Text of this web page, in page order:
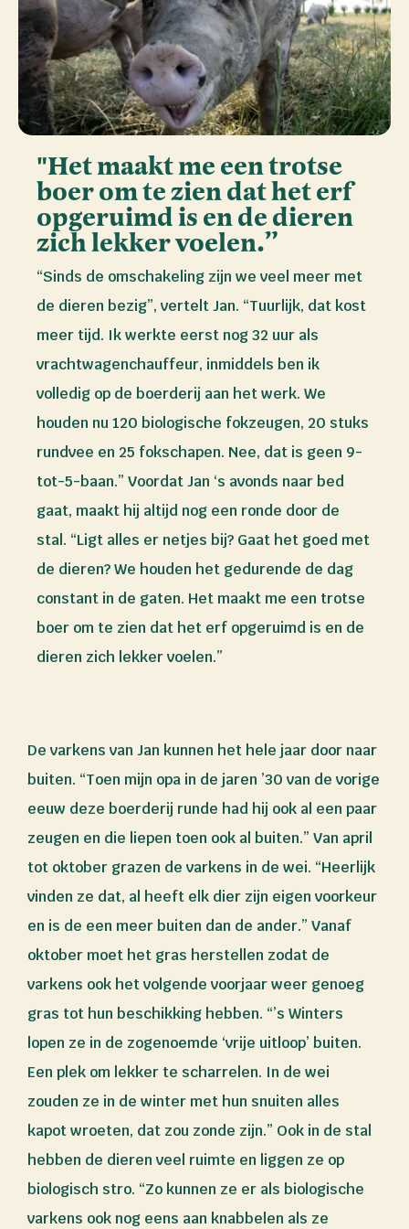
"Het maakt me een trotse
boer om te zien dat het erf
opgeruimd is en de dieren
zich lekker voelen.”
“Sinds de omschakeling zijn we veel meer met
de dieren bezig”, vertelt Jan. “Tuurlijk, dat kost
meer tijd. Ik werkte eerst nog 32 uur als
vrachtwagenchauffeur, inmiddels ben ik
volledig op de boerderij aan het werk. We
houden nu 120 biologische fokzeugen, 20 stuks
rundvee en 25 fokschapen. Nee, dat is geen 9-
tot-5-baan.” Voordat Jan ‘s avonds naar bed
gaat, maakt hij altijd nog een ronde door de
stal. “Ligt alles er netjes bij? Gaat het goed met
de dieren? We houden het gedurende de dag
constant in de gaten. Het maakt me een trotse
boer om te zien dat het erf opgeruimd is en de
dieren zich lekker voelen.”
De varkens van Jan kunnen het hele jaar door naar
buiten. “Toen mijn opa in de jaren ’30 van de vorige
eeuw deze boerderij runde had hij ook al een paar
zeugen en die liepen toen ook al buiten.” Van april
tot oktober grazen de varkens in de wei. “Heerlijk
vinden ze dat, al heeft elk dier zijn eigen voorkeur
en is de een meer buiten dan de ander.” Vanaf
oktober moet het gras herstellen zodat de
varkens ook het volgende voorjaar weer genoeg
gras tot hun beschikking hebben. “’s Winters
lopen ze in de zogenoemde ‘vrije uitloop’ buiten.
Een plek om lekker te scharrelen. In de wei
zouden ze in de winter met hun snuiten alles
kapot wroeten, dat zou zonde zijn.” Ook in de stal
hebben de dieren veel ruimte en liggen ze op
biologisch stro. “Zo kunnen ze er als biologische
varkens ook nog eens aan knabbelen als ze